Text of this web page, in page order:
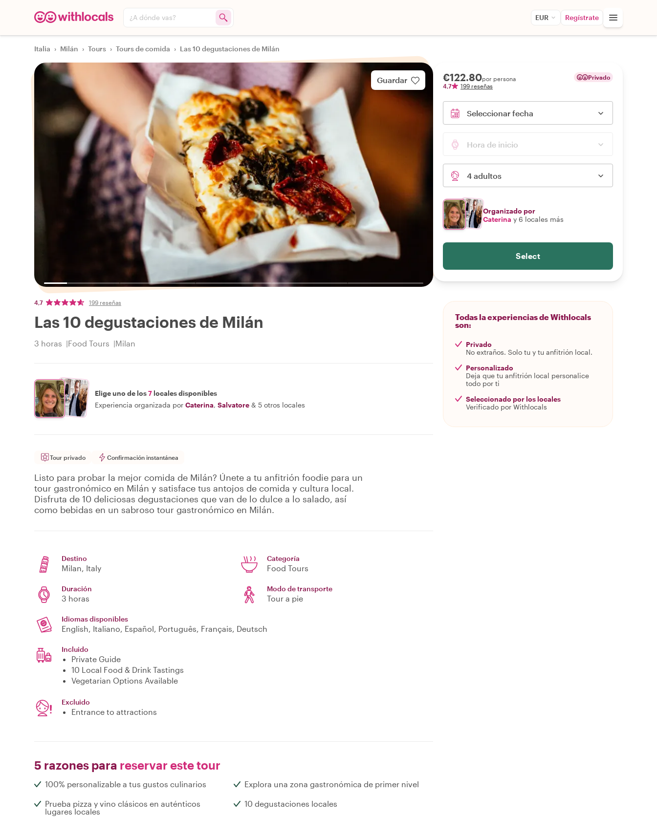
¿A dónde vas? EUR Regístrate
Italia › Milán › Tours › Tours de comida › Las 10 degustaciones de Milán
Guardar
4,7 199 reseñas
Las 10 degustaciones de Milán
3 horas Food Tours Milan
Elige uno de los7 locales disponibles
Experiencia organizada por Caterina, Salvatore & 5 otros locales
Tour privado Confirmación instantánea
Listo para probar la mejor comida de Milán? Únete a tu anfitrión foodie para un
tour gastronómico en Milán y satisface tus antojos de comida y cultura local.
Disfruta de 10 deliciosas degustaciones que van de lo dulce a lo salado, así
como bebidas en un sabroso tour gastronómico en Milán.
Destino
Milan, Italy
Categoría
Food Tours
Duración
3 horas
Modo de transporte
Tour a pie
Idiomas disponibles
English, Italiano, Español, Português, Français, Deutsch
Incluido
Private Guide
10 Local Food & Drink Tastings
Vegetarian Options Available
Excluido
Entrance to attractions
5 razones para reservar este tour
100% personalizable a tus gustos culinarios Explora una zona gastronómica de primer nivel
Prueba pizza y vino clásicos en auténticos
lugares locales
10 degustaciones locales
€122.80por persona
4,7
199 reseñas
Privado
Seleccionar fecha
Hora de inicio
4 adultos
Organizado por
Caterina y 6 locales más
Select
Todas la experiencias de Withlocals
son:
Privado
No extraños. Solo tu y tu anfitrión local.
Personalizado
Deja que tu anfitrión local personalice
todo por ti
Seleccionado por los locales
Verificado por Withlocals